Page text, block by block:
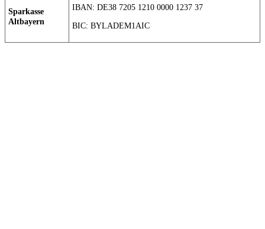
Sparkasse
Altbayern
IBAN: DE38 7205 1210 0000 1237 37
BIC: BYLADEM1AIC